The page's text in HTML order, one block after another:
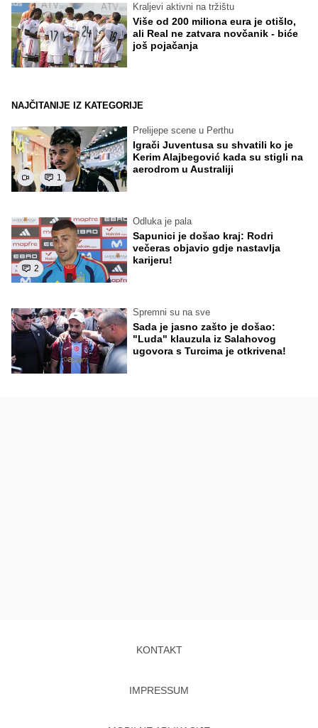
Kraljevi aktivni na tržištu
Više od 200 miliona eura je otišlo,
ali Real ne zatvara novčanik - biće
još pojačanja
NAJČITANIJE IZ KATEGORIJE
1
Prelijepe scene u Perthu
Igrači Juventusa su shvatili ko je
Kerim Alajbegović kada su stigli na
aerodrom u Australiji
2
Odluka je pala
Sapunici je došao kraj: Rodri
večeras objavio gdje nastavlja
karijeru!
Spremni su na sve
Sada je jasno zašto je došao:
"Luda" klauzula iz Salahovog
ugovora s Turcima je otkrivena!
KONTAKT
IMPRESSUM